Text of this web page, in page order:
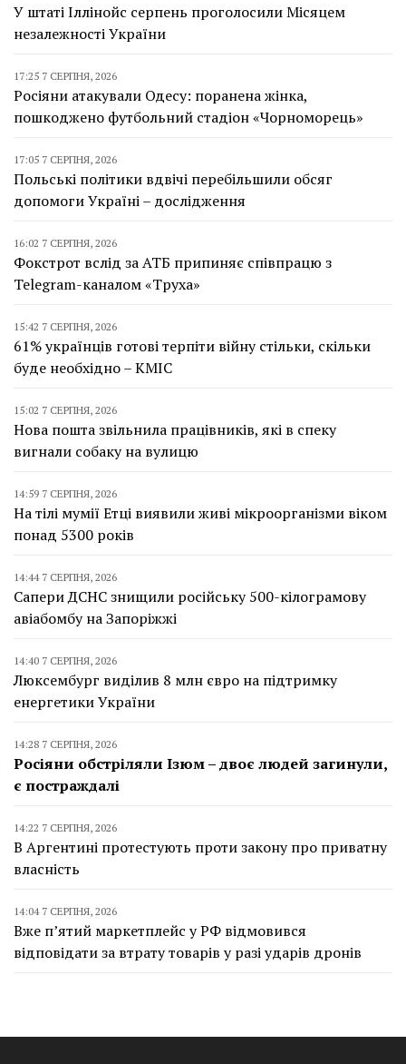
У штаті Іллінойс серпень проголосили Місяцем
незалежності України
17:25 7 СЕРПНЯ, 2026
Росіяни атакували Одесу: поранена жінка,
пошкоджено футбольний стадіон «Чорноморець»
17:05 7 СЕРПНЯ, 2026
Польські політики вдвічі перебільшили обсяг
допомоги Україні – дослідження
16:02 7 СЕРПНЯ, 2026
Фокстрот вслід за АТБ припиняє співпрацю з
Telegram-каналом «Труха»
15:42 7 СЕРПНЯ, 2026
61% українців готові терпіти війну стільки, скільки
буде необхідно – КМІС
15:02 7 СЕРПНЯ, 2026
Нова пошта звільнила працівників, які в спеку
вигнали собаку на вулицю
14:59 7 СЕРПНЯ, 2026
На тілі мумії Етці виявили живі мікроорганізми віком
понад 5300 років
14:44 7 СЕРПНЯ, 2026
Сапери ДСНС знищили російську 500-кілограмову
авіабомбу на Запоріжжі
14:40 7 СЕРПНЯ, 2026
Люксембург виділив 8 млн євро на підтримку
енергетики України
14:28 7 СЕРПНЯ, 2026
Росіяни обстріляли Ізюм – двоє людей загинули,
є постраждалі
14:22 7 СЕРПНЯ, 2026
В Аргентині протестують проти закону про приватну
власність
14:04 7 СЕРПНЯ, 2026
Вже п’ятий маркетплейс у РФ відмовився
відповідати за втрату товарів у разі ударів дронів